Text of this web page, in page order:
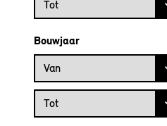
Tot
Bouwjaar
Bouwjaar vanaf
Van
Bouwjaar tot
Tot